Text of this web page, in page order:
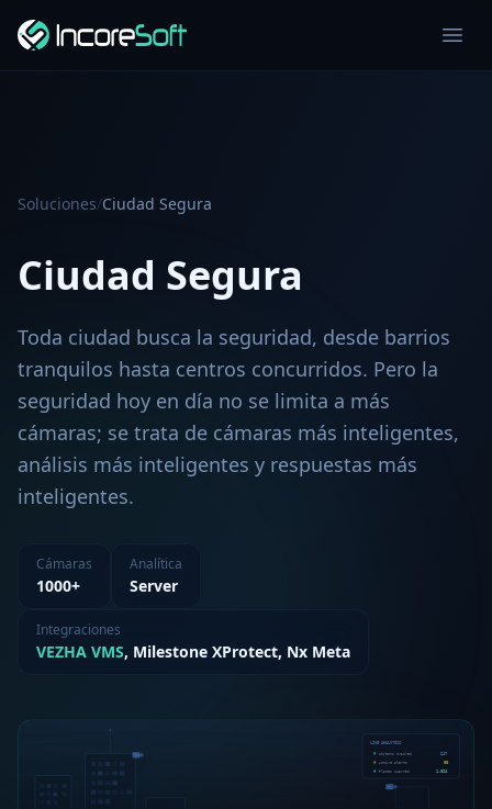
Soluciones/Ciudad Segura
Ciudad Segura
Toda ciudad busca la seguridad, desde barrios
tranquilos hasta centros concurridos. Pero la
seguridad hoy en día no se limita a más
cámaras; se trata de cámaras más inteligentes,
análisis más inteligentes y respuestas más
inteligentes.
Cámaras
1000+
Analítica
Server
Integraciones
VEZHA VMS, Milestone XProtect, Nx Meta
LIVE ANALYTICS
Objects tracked 247
Active alerts 03
Plates scanned 1,024